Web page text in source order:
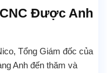
Được Anh
Tổng Giám đốc của
Anh đến thăm và